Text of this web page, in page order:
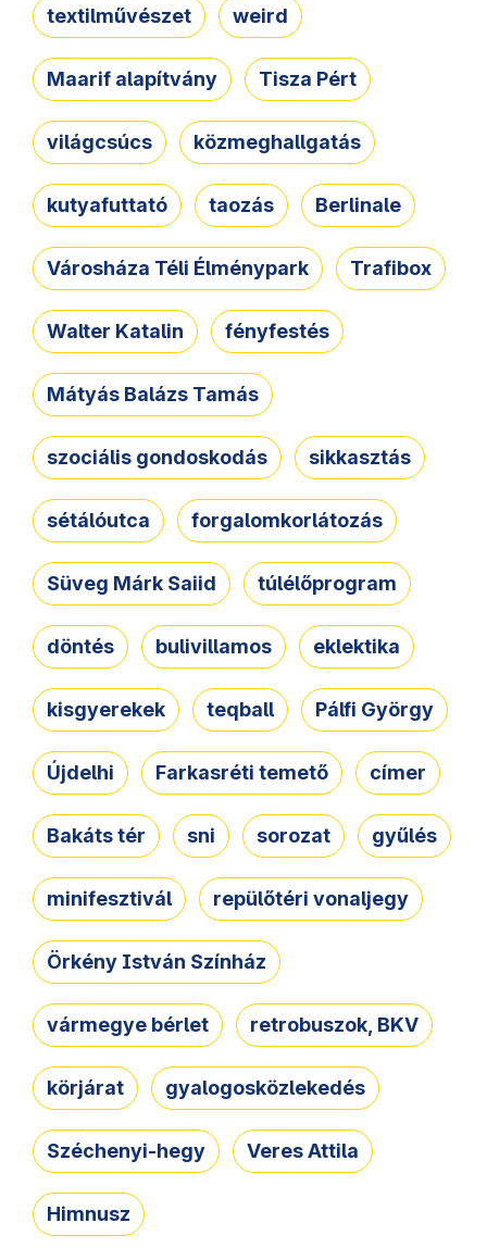
textilművészet weird
Maarif alapítvány Tisza Pért
világcsúcs közmeghallgatás
kutyafuttató taozás Berlinale
Városháza Téli Élménypark Trafibox
Walter Katalin fényfestés
Mátyás Balázs Tamás
szociális gondoskodás sikkasztás
sétálóutca forgalomkorlátozás
Süveg Márk Saiid túlélőprogram
döntés bulivillamos eklektika
kisgyerekek teqball Pálfi György
Újdelhi Farkasréti temető címer
Bakáts tér sni sorozat gyűlés
minifesztivál repülőtéri vonaljegy
Örkény István Színház
vármegye bérlet retrobuszok, BKV
körjárat gyalogosközlekedés
Széchenyi-hegy Veres Attila
Himnusz